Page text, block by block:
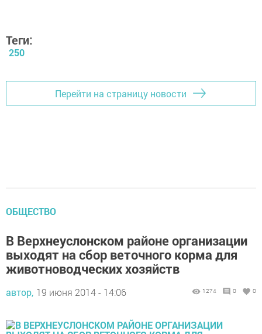
Теги:
250
Перейти на страницу новости
ОБЩЕСТВО
В Верхнеуслонском районе организации
выходят на сбор веточного корма для
животноводческих хозяйств
автор, 19 июня 2014 - 14:06 1274 0 0